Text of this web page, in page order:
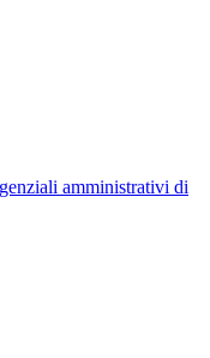
amministrativi di